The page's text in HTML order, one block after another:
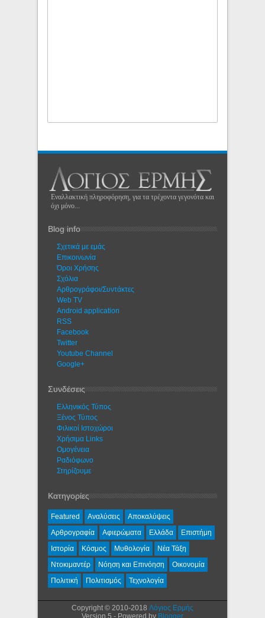
Εναλλακτική πληροφόρηση, για τα τρέχοντα γεγονότα και
όχι μόνο...
Blog info
Σχετικά με εμάς
Eπικοινωνία
Όροι Χρήσης
Σχόλια
Αρθρογράφοι/Συντάκτες
Web TV
Android application
RSS
Facebook
Twitter
Youtube Channel
Google+
Συνδέσεις
Ελληνικός Τύπος
Ξένος Τύπος
Φιλικοί Ιστοχώροι
Χρήσιμα Links
Ομογένεια
Ραδιόφωνο
Στηρίζουμε
Κατηγορίες
Featured Αναλύσεις
Αποκαλύψεις
Αρθρογραφία
Αφιερώματα Ελλάδα
Επιστήμη
Ιστορία
Κόσμος Μυθολογία
Νέα Τάξη
Ντοκιμαντέρ
Νόηση και Επινόηση
Οικονομία
Πολιτική
Πολιτισμός Τεχνολογία
Copyright © 2010-2018 Λόγιος Ερμής